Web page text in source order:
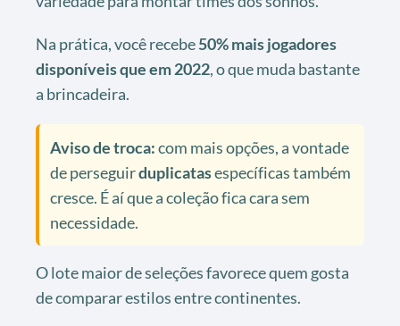
Na prática, você recebe50% mais jogadores
disponíveis que em 2022, o que muda bastante
a brincadeira.
Aviso de troca:com mais opções, a vontade
de perseguirduplicatasespecíficas também
cresce. É aí que a coleção fica cara sem
necessidade.
O lote maior de seleções favorece quem gosta
de comparar estilos entre continentes.